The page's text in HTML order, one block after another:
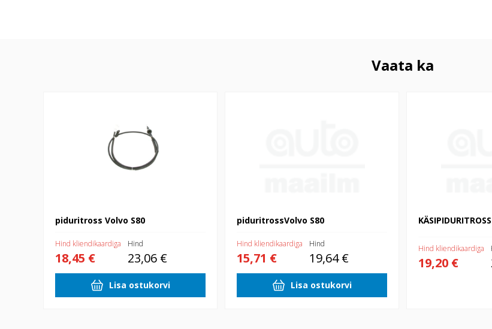
Vaata ka
piduritross Volvo S80
Hind kliendikaardiga
18,45 €
Hind
23,06 €
Lisa ostukorvi
piduritrossVolvo S80
Hind kliendikaardiga
15,71 €
Hind
19,64 €
Lisa ostukorvi
KÄSIPIDURITROSS
Hind kliendikaardiga
19,20 €